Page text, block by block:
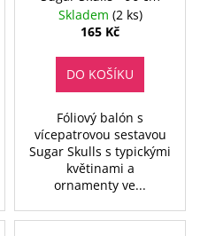
Skladem (2 ks)
165 Kč
DO KOŠÍKU
Fóliový balón s
vícepatrovou sestavou
Sugar Skulls s typickými
květinami a
ornamenty ve...